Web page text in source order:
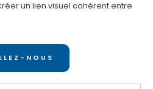
un lien visuel cohérent entre
NOUS